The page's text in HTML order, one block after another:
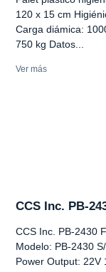
120 x 15 cm
Carga diámica:
750 kg Datos...
Ver más
CCS Inc. PB-
CCS Inc. PB-2430
Modelo: PB-2430
Power Output: 22V